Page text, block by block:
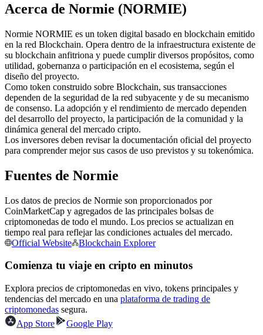
Futuros del USDC
Futuros que utilizan USDC como garantía
Copiar Trading
Únete a los mejores traders
Acerca de Normie (NORMIE)
Normie NORMIE es un token digital basado en blockchain emitido
en la red Blockchain. Opera dentro de la infraestructura existente de
su blockchain anfitriona y puede cumplir diversos propósitos, como
utilidad, gobernanza o participación en el ecosistema, según el
diseño del proyecto.
Como token construido sobre Blockchain, sus transacciones
dependen de la seguridad de la red subyacente y de su mecanismo
de consenso. La adopción y el rendimiento de mercado dependen
del desarrollo del proyecto, la participación de la comunidad y la
dinámica general del mercado cripto.
Los inversores deben revisar la documentación oficial del proyecto
para comprender mejor sus casos de uso previstos y su tokenómica.
Fuentes de Normie
Los datos de precios de Normie son proporcionados por
CoinMarketCap y agregados de las principales bolsas de
criptomonedas de todo el mundo. Los precios se actualizan en
tiempo real para reflejar las condiciones actuales del mercado.
Official Website
Blockchain Explorer
Comienza tu viaje en cripto en minutos
Explora precios de criptomonedas en vivo, tokens principales y
tendencias del mercado en una plataforma de trading de
criptomonedas segura.
App Store
Google Play